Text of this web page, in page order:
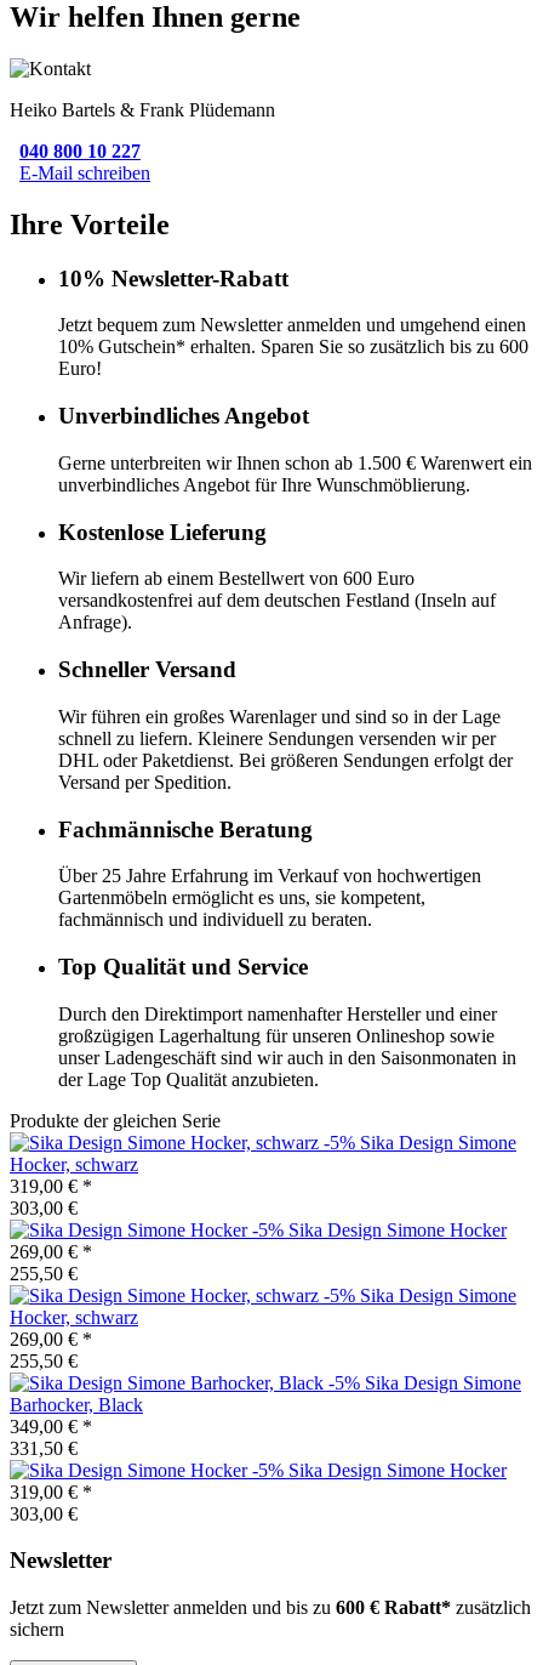
Wir helfen Ihnen gerne
Heiko Bartels & Frank Plüdemann
040 800 10 227
E-Mail schreiben
Ihre Vorteile
10% Newsletter-Rabatt
Jetzt bequem zum Newsletter anmelden und umgehend einen
10% Gutschein* erhalten. Sparen Sie so zusätzlich bis zu 600
Euro!
Unverbindliches Angebot
Gerne unterbreiten wir Ihnen schon ab 1.500 € Warenwert ein
unverbindliches Angebot für Ihre Wunschmöblierung.
Kostenlose Lieferung
Wir liefern ab einem Bestellwert von 600 Euro
versandkostenfrei auf dem deutschen Festland (Inseln auf
Anfrage).
Schneller Versand
Wir führen ein großes Warenlager und sind so in der Lage
schnell zu liefern. Kleinere Sendungen versenden wir per
DHL oder Paketdienst. Bei größeren Sendungen erfolgt der
Versand per Spedition.
Fachmännische Beratung
Über 25 Jahre Erfahrung im Verkauf von hochwertigen
Gartenmöbeln ermöglicht es uns, sie kompetent,
fachmännisch und individuell zu beraten.
Top Qualität und Service
Durch den Direktimport namenhafter Hersteller und einer
großzügigen Lagerhaltung für unseren Onlineshop sowie
unser Ladengeschäft sind wir auch in den Saisonmonaten in
der Lage Top Qualität anzubieten.
Produkte der gleichen Serie
-5% Sika Design Simone
Hocker, schwarz
319,00 € *
303,00 €
-5% Sika Design Simone Hocker
269,00 € *
255,50 €
-5% Sika Design Simone
Hocker, schwarz
269,00 € *
255,50 €
-5% Sika Design Simone
Barhocker, Black
349,00 € *
331,50 €
-5% Sika Design Simone Hocker
319,00 € *
303,00 €
Newsletter
Jetzt zum Newsletter anmelden und bis zu 600 € Rabatt* zusätzlich
sichern